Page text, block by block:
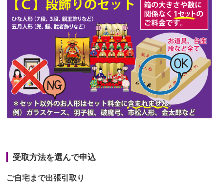
第48回人形供養祭令和3年12月3日(金)
第47回人形供養祭 令和3年10月11日(月)
第46回人形供養祭 令和3年9月13日(月)
第45回人形供養祭令和3年7月12日(月)
第44回人形供養祭令和3年6月3日(木)
第43回人形供養祭令和3年4月23日(金)
受取方法を選んで申込
ご自宅まで出張引取り